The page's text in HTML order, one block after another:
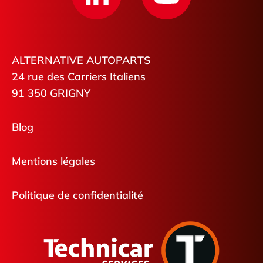
ALTERNATIVE AUTOPARTS
24 rue des Carriers Italiens
91 350 GRIGNY
Blog
Mentions légales
Politique de confidentialité